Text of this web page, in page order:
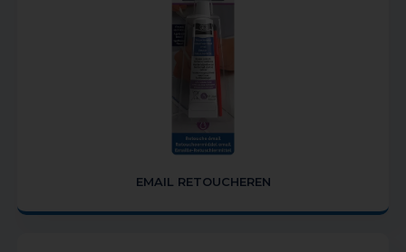
EMAIL RETOUCHEREN